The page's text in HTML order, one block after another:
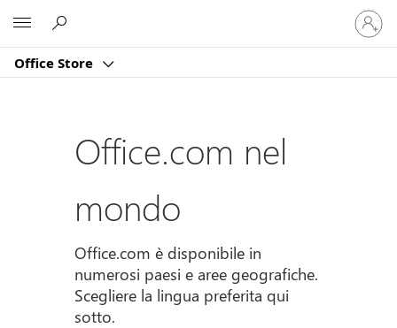
Office Store
Accedi
con
il
account
Office.com nel
mondo
Office.com è disponibile in
numerosi paesi e aree geografiche.
Scegliere la lingua preferita qui
sotto.